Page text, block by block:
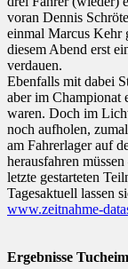
voran Dennis
einmal Marcus Kehr
diesem Abend erst
verdauen.
Ebenfalls mit dabei
aber im Championat
waren. Doch im
noch aufholen,
am Fahrerlager auf
herausfahren
letzte gestarteten
Tagesaktuell lassen
www.zeitnahme-
Ergebnisse